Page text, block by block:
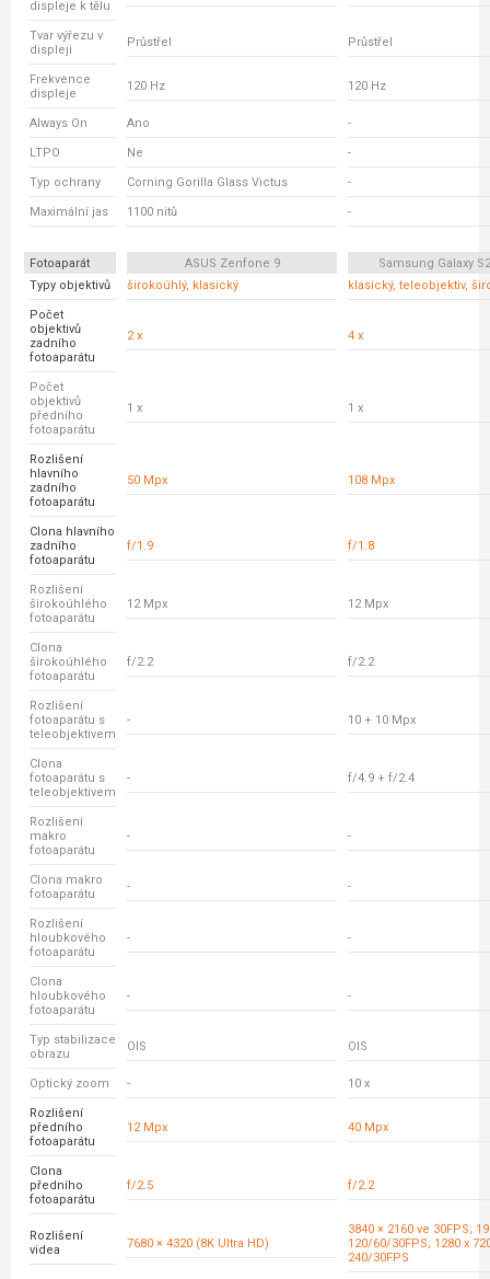
displeje k tělu
Tvar výřezu v
displeji
Průstřel Průstřel
Frekvence
displeje
120 Hz 120 Hz
Always On Ano -
LTPO Ne -
Typ ochrany Corning Gorilla Glass Victus -
Maximální jas 1100 nitů -
Fotoaparát ASUS Zenfone 9
Samsung Galaxy
Typy objektivů
širokoúhlý, klasický klasický, teleobjektiv,
Počet
objektivů
zadního
fotoaparátu
2 x 4 x
Počet
objektivů
předního
fotoaparátu
1 x 1 x
Rozlišení
hlavního
zadního
fotoaparátu
50 Mpx 108 Mpx
Clona hlavního
zadního
fotoaparátu
f/1.9 f/1.8
Rozlišení
širokoúhlého
fotoaparátu
12 Mpx 12 Mpx
Clona
širokoúhlého
fotoaparátu
f/2.2 f/2.2
Rozlišení
fotoaparátu s
teleobjektivem
- 10 + 10 Mpx
Clona
fotoaparátu s
teleobjektivem
- f/4.9 + f/2.4
Rozlišení
makro
fotoaparátu
- -
Clona makro
fotoaparátu
- -
Rozlišení
hloubkového
fotoaparátu
- -
Clona
hloubkového
fotoaparátu
- -
Typ stabilizace
obrazu
OIS OIS
Optický zoom - 10 x
Rozlišení
předního
fotoaparátu
12 Mpx 40 Mpx
Clona
předního
fotoaparátu
f/2.5 f/2.2
Rozlišení
videa
7680 × 4320 (8K Ultra HD)
3840 × 2160 ve 30FPS;
120/60/30FPS; 1280 x
240/30FPS